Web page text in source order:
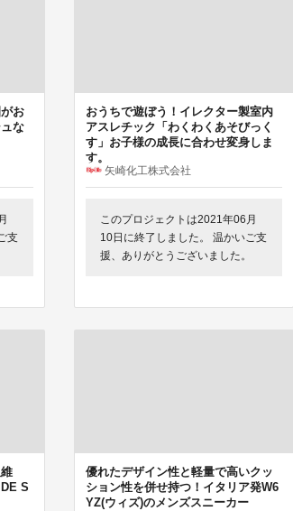
お
な
支
おうちで遊ぼう！イレクター製室内
アスレチック「わくわくあそびっく
す」お子様の成長に合わせ変身しま
す。
矢崎化工株式会社
このプロジェクトは2021年06月
10日に終了しました。 温かいご支
援、ありがとうございました。
S
優れたデザイン性と軽量で高いクッ
ション性を併せ持つ！イタリア発W6
YZ(ウィズ)のメンズスニーカー